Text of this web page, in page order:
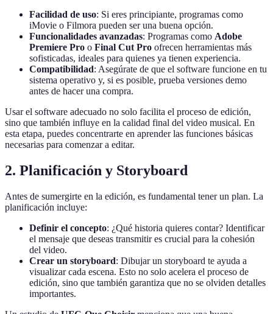
Facilidad de uso: Si eres principiante, programas como
iMovie o Filmora pueden ser una buena opción.
Funcionalidades avanzadas: Programas como Adobe
Premiere Pro o Final Cut Pro ofrecen herramientas más
sofisticadas, ideales para quienes ya tienen experiencia.
Compatibilidad: Asegúrate de que el software funcione en tu
sistema operativo y, si es posible, prueba versiones demo
antes de hacer una compra.
Usar el software adecuado no solo facilita el proceso de edición,
sino que también influye en la calidad final del video musical. En
esta etapa, puedes concentrarte en aprender las funciones básicas
necesarias para comenzar a editar.
2. Planificación y Storyboard
Antes de sumergirte en la edición, es fundamental tener un plan. La
planificación incluye:
Definir el concepto: ¿Qué historia quieres contar? Identificar
el mensaje que deseas transmitir es crucial para la cohesión
del video.
Crear un storyboard: Dibujar un storyboard te ayuda a
visualizar cada escena. Esto no solo acelera el proceso de
edición, sino que también garantiza que no se olviden detalles
importantes.